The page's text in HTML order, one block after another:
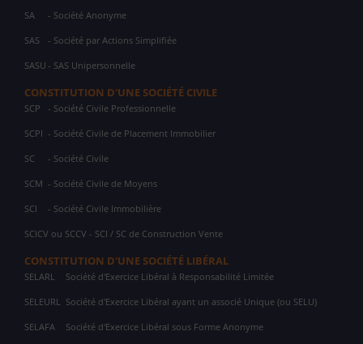
SA - Société Anonyme
SAS - Société par Actions Simplifiée
SASU - SAS Unipersonnelle
CONSTITUTION D'UNE SOCIÉTÉ CIVILE
SCP - Société Civile Professionnelle
SCPI - Société Civile de Placement Immobilier
SC - Société Civile
SCM - Société Civile de Moyens
SCI - Société Civile Immobilière
SCICV ou SCCV - SCI / SC de Construction Vente
CONSTITUTION D'UNE SOCIÉTÉ LIBÉRAL
SELARL Société d'Exercice Libéral à Responsabilité Limitée
SELEURL Société d'Exercice Libéral ayant un associé Unique (ou SELU)
SELAFA Société d'Exercice Libéral sous Forme Anonyme